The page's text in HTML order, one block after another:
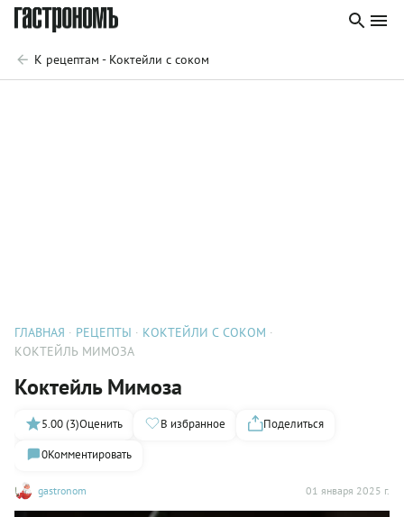
К рецептам - Коктейли с соком
ГЛАВНАЯ РЕЦЕПТЫ
КОКТЕЙЛИ С СОКОМ
КОКТЕЙЛЬ МИМОЗА
Коктейль Мимоза
gastronom 01 января 2025 г.
5.00 (3)Оценить В избранное
Поделиться
0Комментировать